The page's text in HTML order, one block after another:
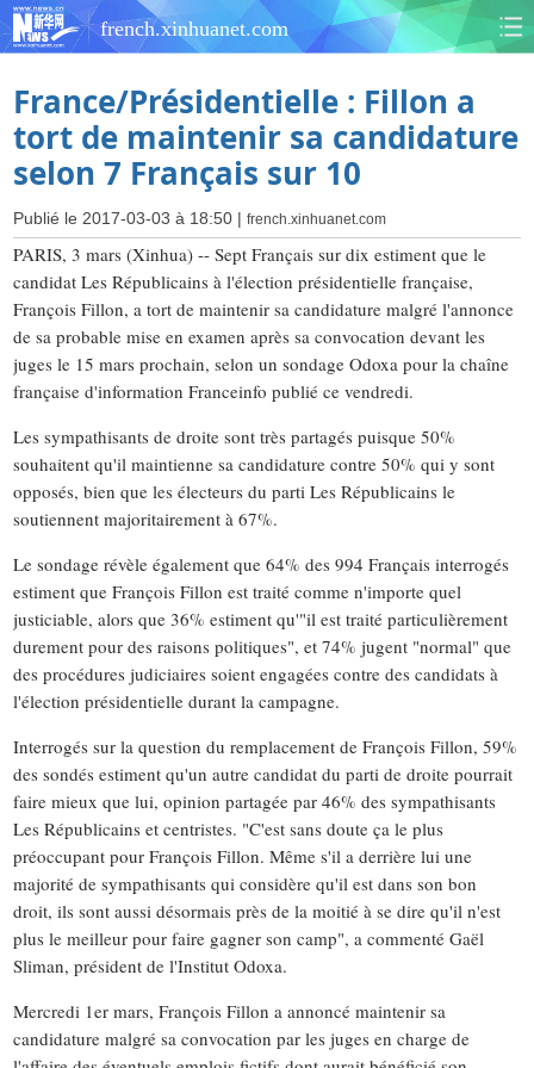
french.xinhuanet.com
France/Présidentielle : Fillon a
tort de maintenir sa candidature
selon 7 Français sur 10
Publié le 2017-03-03 à 18:50 |french.xinhuanet.com
PARIS, 3 mars (Xinhua) -- Sept Français sur dix estiment que le
candidat Les Républicains à l'élection présidentielle française,
François Fillon, a tort de maintenir sa candidature malgré l'annonce
de sa probable mise en examen après sa convocation devant les
juges le 15 mars prochain, selon un sondage Odoxa pour la chaîne
française d'information Franceinfo publié ce vendredi.
Les sympathisants de droite sont très partagés puisque 50%
souhaitent qu'il maintienne sa candidature contre 50% qui y sont
opposés, bien que les électeurs du parti Les Républicains le
soutiennent majoritairement à 67%.
Le sondage révèle également que 64% des 994 Français interrogés
estiment que François Fillon est traité comme n'importe quel
justiciable, alors que 36% estiment qu'"il est traité particulièrement
durement pour des raisons politiques", et 74% jugent "normal" que
des procédures judiciaires soient engagées contre des candidats à
l'élection présidentielle durant la campagne.
Interrogés sur la question du remplacement de François Fillon, 59%
des sondés estiment qu'un autre candidat du parti de droite pourrait
faire mieux que lui, opinion partagée par 46% des sympathisants
Les Républicains et centristes. "C'est sans doute ça le plus
préoccupant pour François Fillon. Même s'il a derrière lui une
majorité de sympathisants qui considère qu'il est dans son bon
droit, ils sont aussi désormais près de la moitié à se dire qu'il n'est
plus le meilleur pour faire gagner son camp", a commenté Gaël
Sliman, président de l'Institut Odoxa.
Mercredi 1er mars, François Fillon a annoncé maintenir sa
candidature malgré sa convocation par les juges en charge de